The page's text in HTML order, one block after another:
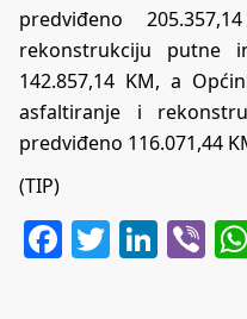
predviđeno
rekonstrukciju putne
142.857,14 KM, a
asfaltiranje i
predviđeno 116.071,44
(TIP)
Facebook
Twitter